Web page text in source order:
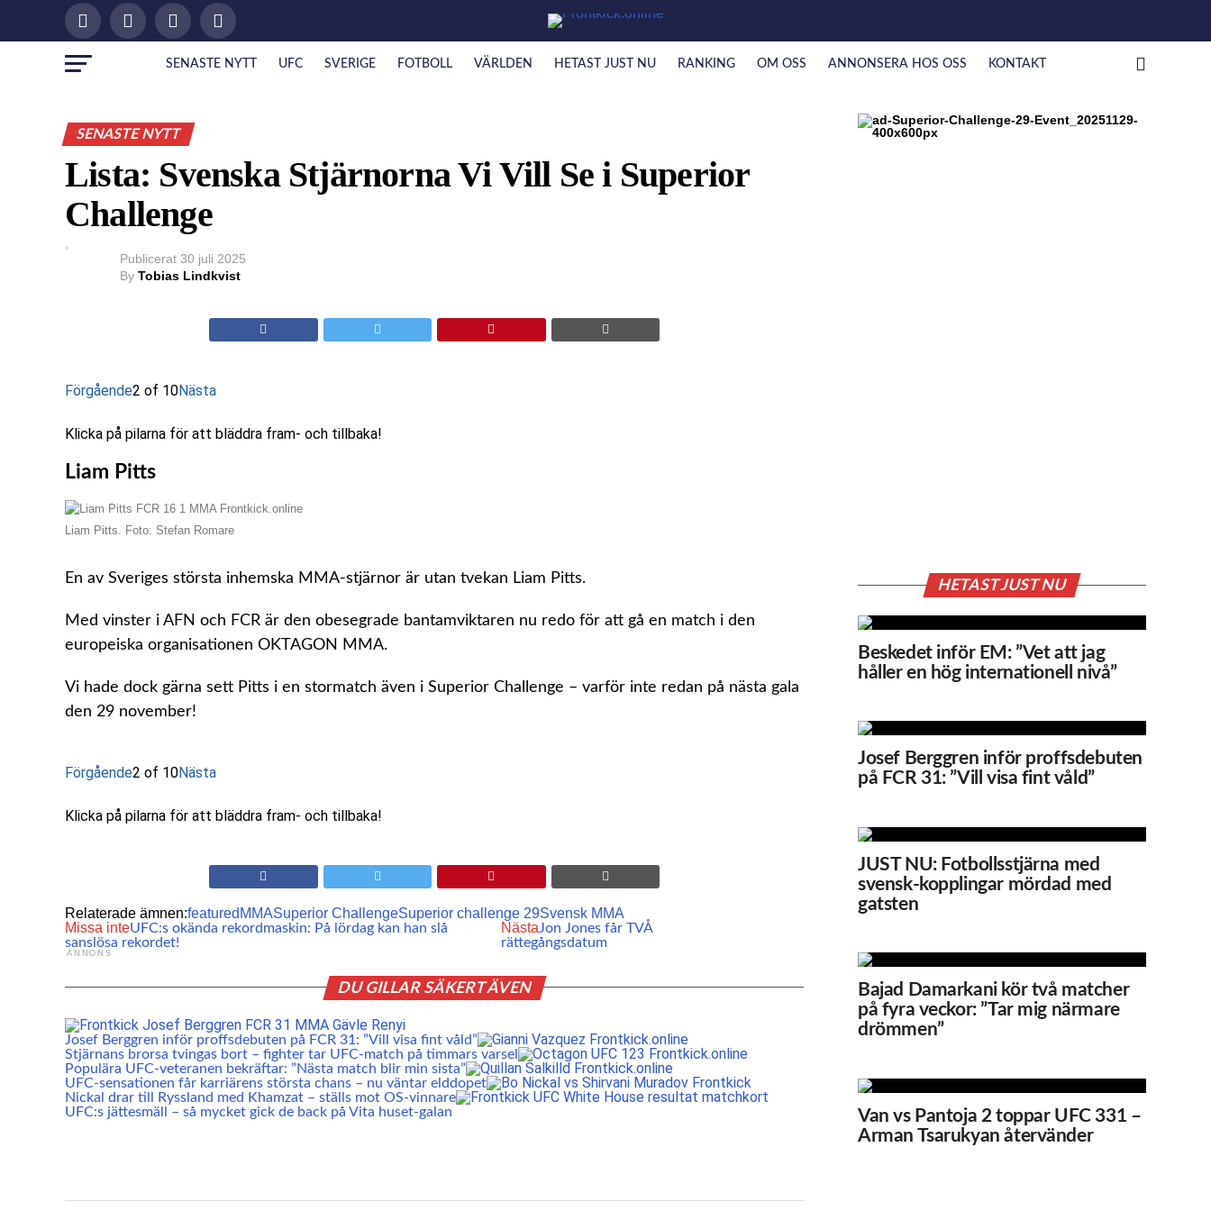
SENASTE NYTT UFC SVERIGE FOTBOLL VÄRLDEN HETAST JUST NU RANKING OM OSS ANNONSERA HOS OSS KONTAKT
SENASTE NYTT
Lista: Svenska Stjärnorna Vi Vill Se i Superior
Challenge
Publicerat 30 juli 2025
By Tobias Lindkvist
Förgående2 of 10Nästa
Klicka på pilarna för att bläddra fram- och tillbaka!
Liam Pitts
Liam Pitts. Foto: Stefan Romare
En av Sveriges största inhemska MMA-stjärnor är utan tvekan Liam Pitts.
Med vinster i AFN och FCR är den obesegrade bantamviktaren nu redo för att gå en match i den
europeiska organisationen OKTAGON MMA.
Vi hade dock gärna sett Pitts i en stormatch även i Superior Challenge – varför inte redan på nästa gala
den 29 november!
Förgående2 of 10Nästa
Klicka på pilarna för att bläddra fram- och tillbaka!
Relaterade ämnen:featured MMASuperior ChallengeSuperior challenge 29Svensk MMA
NästaJon Jones får TVÅ
rättegångsdatum
Missa inteUFC:s okända rekordmaskin: På lördag kan han slå
sanslösa rekordet!
ANNONS
DU GILLAR SÄKERT ÄVEN
Josef Berggren inför proffsdebuten på FCR 31: ”Vill visa fint våld”
Stjärnans brorsa tvingas bort – fighter tar UFC-match på timmars varsel
Populära UFC-veteranen bekräftar: ”Nästa match blir min sista”
UFC-sensationen får karriärens största chans – nu väntar elddopet
Nickal drar till Ryssland med Khamzat – ställs mot OS-vinnare
UFC:s jättesmäll – så mycket gick de back på Vita huset-galan
HETAST JUST NU
Beskedet inför EM: ”Vet att jag
håller en hög internationell nivå”
Josef Berggren inför proffsdebuten
på FCR 31: ”Vill visa fint våld”
JUST NU: Fotbollsstjärna med
svensk-kopplingar mördad med
gatsten
Bajad Damarkani kör två matcher
på fyra veckor: ”Tar mig närmare
drömmen”
Van vs Pantoja 2 toppar UFC 331 –
Arman Tsarukyan återvänder